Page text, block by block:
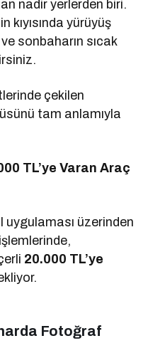
nadir yerlerden biri.
kıyısında yürüyüş
sonbaharın sıcak
çekilen
tam anlamıyla
TL’ye Varan Araç
üzerinden
20.000 TL’ye
Fotoğraf